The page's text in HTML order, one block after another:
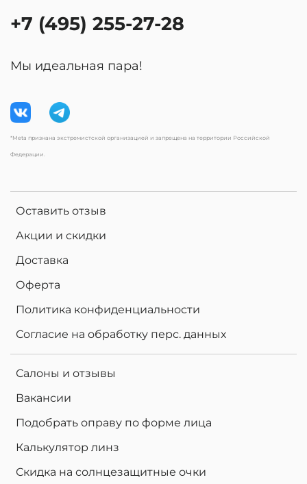
Оставить отзыв
Акции и скидки
Доставка
Оферта
Политика конфиденциальности
Согласие на обработку перс. данных
Салоны и отзывы
Вакансии
Подобрать оправу по форме лица
Калькулятор линз
Скидка на солнцезащитные очки
+7 (495) 255-27-28
Мы идеальная пара!
*Meta признана экстремистской организацией и запрещена на территории Российской
Федерации.